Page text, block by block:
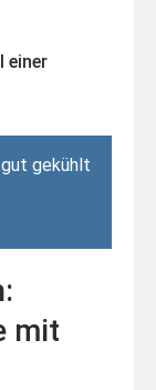
einer
gut gekühlt
mit